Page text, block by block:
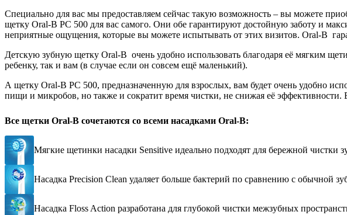
Специально для вас мы предоставляем сейчас такую возможность – вы можете
щетку Oral-B PC 500 для вас самого. Они обе гарантируют достойную заботу и
неприятные ощущения, которые вы можете испытывать от этих визитов. Oral-B
Детскую зубную щетку Oral-B очень удобно использовать благодаря её мягким
ребенку, так и вам (в случае если он совсем ещё маленький).
А щетку Oral-B PC 500, предназначенную для взрослых, вам будет очень удобно
пищи и микробов, но также и сократит время чистки, не снижая её
Все щетки Oral-B cочетаются со всеми насадками Oral-B:
Мягкие щетинки насадки Sensitive идеально подходят для бережной чистки
Насадка Precision Clean удаляет больше бактерий по сравнению с обычной
Насадка Floss Action разработана для глубокой чистки межзубных